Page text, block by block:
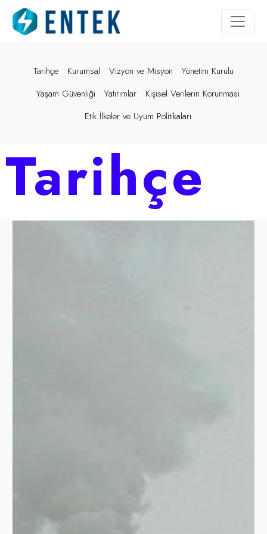
Tarihçe Kurumsal Vizyon ve Misyon
Yönetim Kurulu
Yaşam Güvenliği
Yatırımlar
Kişisel Verilerin Korunması
Etik İlkeler ve Uyum Politikaları
Tarihçe